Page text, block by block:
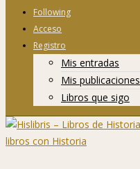
Following
Acceso
Registro
Mis entradas
Mis publicaciones
Libros que sigo